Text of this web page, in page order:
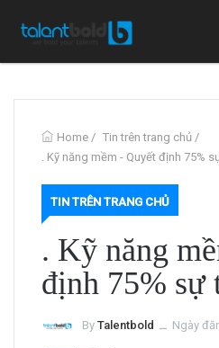
Home / Tin trên trang chủ /
. Kỹ năng mềm - Quyết định 75%
TIN TRÊN TRANG CHỦ
. Kỹ năng
định 75% sự
By Talentbold ــ Ngày